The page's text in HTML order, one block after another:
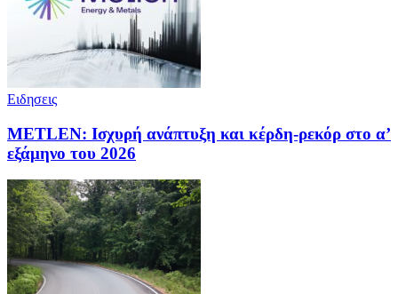
Ειδησεις
METLEN: Ισχυρή ανάπτυξη και κέρδη-ρεκόρ στο α’
εξάμηνο του 2026